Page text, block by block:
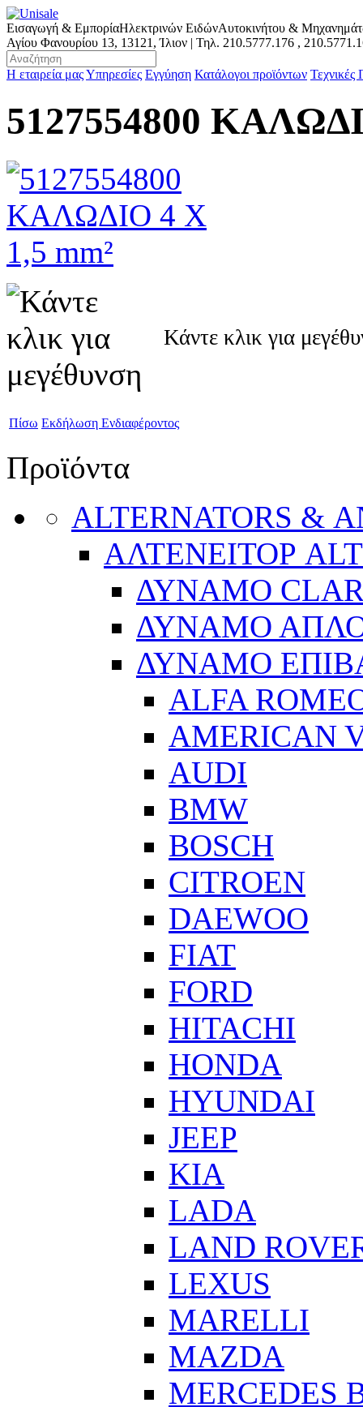
Εισαγωγή & ΕμπορίαΗλεκτρινών ΕιδώνΑυτοκινήτου &
Αγίου Φανουρίου 13, 13121, Ίλιον | Τηλ. 210.5777.176 ,
Η εταιρεία μαςΥπηρεσίες Εγγύηση Κατάλογοι προϊόντων Τεχνικές
5127554800
Κάντε κλικ για
Πίσω Εκδήλωση Ενδιαφέροντος
Προϊόντα
ALTERNATORS &
ΑΛΤΕΝΕΙΤΟΡ
ΔΥΝΑΜΟ
ΔΥΝΑΜΟ
ΔΥΝΑΜΟ
ALFA
AMERICAN
AUDI
BMW
BOSCH
CITROEN
DAEWOO
FIAT
FORD
HITACHI
HONDA
HYUNDAI
JEEP
KIA
LADA
LAND
LEXUS
MARELLI
MAZDA
MERCEDES